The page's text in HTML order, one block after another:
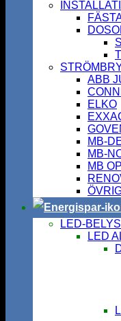
ABB
ELKO
MB-
MB-
MB
LED-
LED